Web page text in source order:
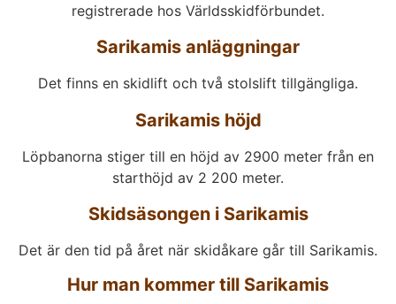
registrerade hos Världsskidförbundet.
Sarikamis anläggningar
Det finns en skidlift och två stolslift tillgängliga.
Sarikamis höjd
Löpbanorna stiger till en höjd av 2900 meter från en
starthöjd av 2 200 meter.
Skidsäsongen i Sarikamis
Det är den tid på året när skidåkare går till Sarikamis.
Hur man kommer till Sarikamis